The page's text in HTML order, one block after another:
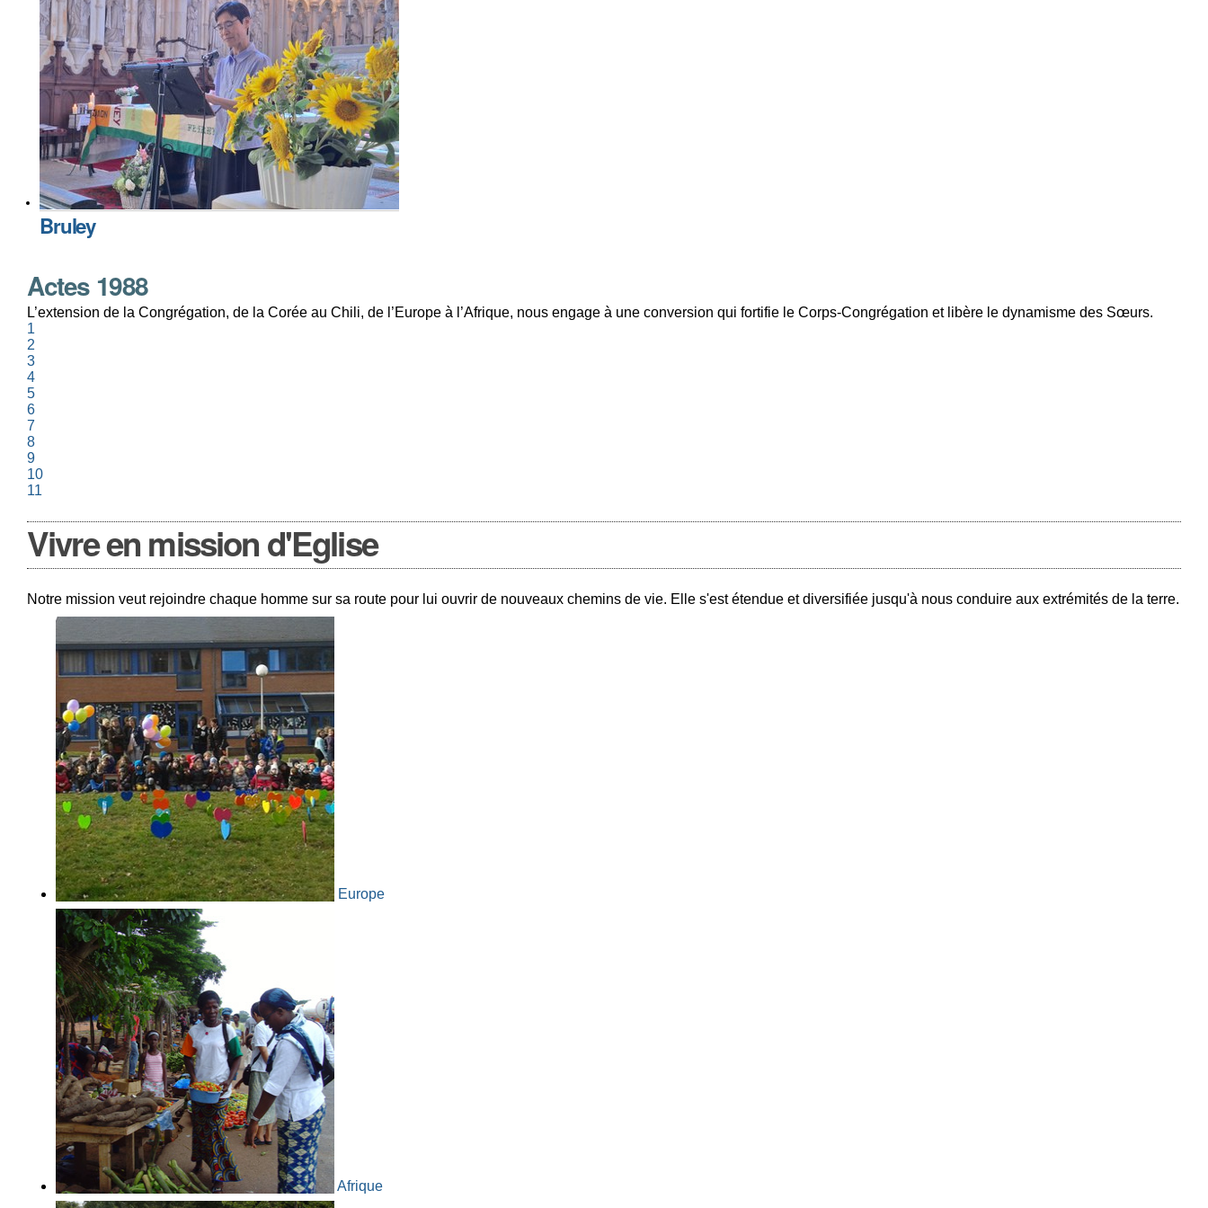
Bruley
Actes 1988
L’extension de la Congrégation, de la Corée au Chili, de l’Europe à l’Afrique, nous engage à une conversion qui fortifie le Corps-Congrégation et libère le dynamisme des Sœurs.
1
2
3
4
5
6
7
8
9
10
11
Vivre en mission d'Eglise
Notre mission veut rejoindre chaque homme sur sa route pour lui ouvrir de nouveaux chemins de vie. Elle s'est étendue et diversifiée jusqu'à nous conduire aux extrémités de la terre.
Europe
Afrique